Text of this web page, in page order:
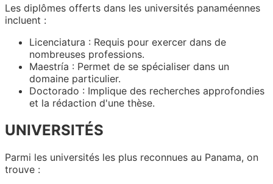
Les diplômes offerts dans les universités panaméennes
incluent :
Licenciatura : Requis pour exercer dans de
nombreuses professions.
Maestría : Permet de se spécialiser dans un
domaine particulier.
Doctorado : Implique des recherches approfondies
et la rédaction d'une thèse.
UNIVERSITÉS
Parmi les universités les plus reconnues au Panama, on
trouve :